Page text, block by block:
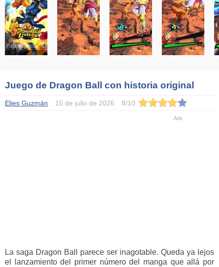
Juego de Dragon Ball con historia original
Elies Guzmán 15 de julio de 2026 8/10
La saga Dragon Ball parece ser inagotable. Queda ya lejos
el lanzamiento del primer número del manga que allá por